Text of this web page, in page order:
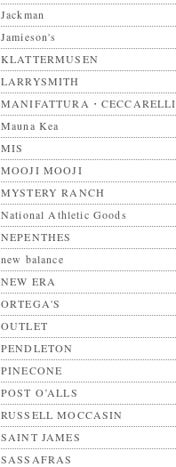
Jackman
Jamieson's
KLATTERMUSEN
LARRYSMITH
MANIFATTURA・CECCARELLI
Mauna Kea
MIS
MOOJI MOOJI
MYSTERY RANCH
National Athletic Goods
NEPENTHES
new balance
NEW ERA
ORTEGA'S
OUTLET
PENDLETON
PINECONE
POST O’ALLS
RUSSELL MOCCASIN
SAINT JAMES
SASSAFRAS